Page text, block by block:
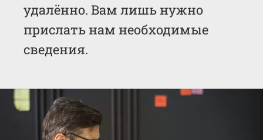
удалённо. Вам лишь нужно
прислать нам необходимые
сведения.